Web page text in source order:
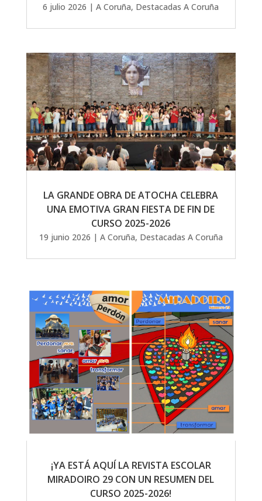
6 julio 2026 |A Coruña, Destacadas A Coruña
LA GRANDE OBRA DE ATOCHA CELEBRA
UNA EMOTIVA GRAN FIESTA DE FIN DE
CURSO 2025-2026
19 junio 2026 | A Coruña, Destacadas A Coruña
¡YA ESTÁ AQUÍ LA REVISTA ESCOLAR
MIRADOIRO 29 CON UN RESUMEN DEL
CURSO 2025-2026!